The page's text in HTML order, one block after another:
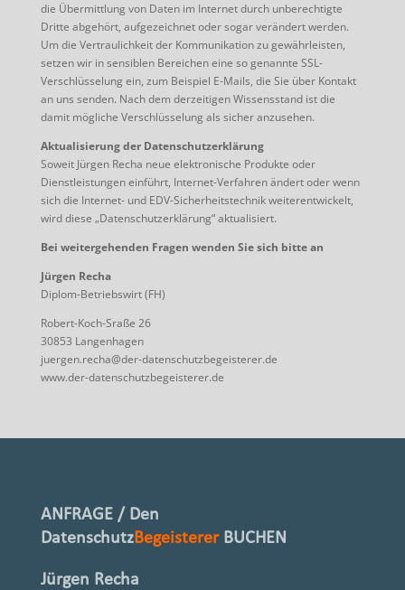
die Übermittlung von Daten im Internet durch unberechtigte
Dritte abgehört, aufgezeichnet oder sogar verändert werden.
Um die Vertraulichkeit der Kommunikation zu gewährleisten,
setzen wir in sensiblen Berei­chen eine so genannte SSL-
Verschlüsselung ein, zum Beispiel E-Mails, die Sie über Kontakt
an uns senden. Nach dem derzeitigen Wissensstand ist die
damit mögliche Verschlüsselung als sicher anzusehen.
Aktualisierung der Datenschutzerklärung
Soweit Jürgen Recha neue elektronische Produkte oder
Dienstleistungen einführt, Internet-Verfahren ändert oder wenn
sich die Internet- und EDV-Sicherheitstechnik weiter­entwickelt,
wird diese „Datenschutzerklärung“ aktualisiert.
Bei weitergehenden Fragen wenden Sie sich bitte an
Jürgen Recha
Diplom-Betriebswirt (FH)
Robert-Koch-Sraße 26
30853 Langenhagen
juergen.recha@der-datenschutzbegeisterer.de
www.der-datenschutzbegeisterer.de
ANFRAGE / Den
DatenschutzBegeistererBUCHEN
Jürgen Recha